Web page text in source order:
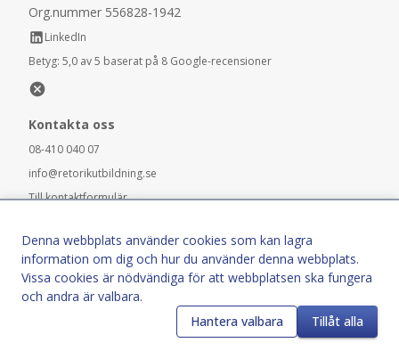
Org.nummer 556828-1942
LinkedIn
Betyg: 5,0 av 5 baserat på 8 Google-recensioner
Kontakta oss
08-410 040 07
info@retorikutbildning.se
Till kontaktformulär →
Stockholm|Göteborg|Malmö |Karlstad|
Linköping |Luleå|Umeå|Västerås
Vi ger anpassade utbildningar i hela Sverige; är din stad inte
med på listan ovan så hör gärna av dig så sätter vi din stad
Denna webbplats använder cookies som kan lagra
information om dig och hur du använder denna webbplats.
Vissa cookies är nödvändiga för att webbplatsen ska fungera
och andra är valbara.
Hantera valbara
Tillåt alla